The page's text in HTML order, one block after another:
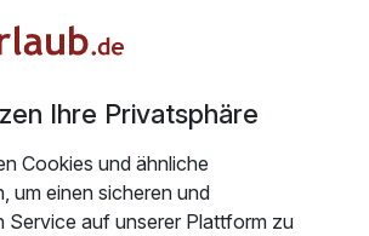
Ort, wo Tradition und Gastlichkeit zu
Ihre Privatsphäre
Cookies und ähnliche
um einen sicheren und
Service auf unserer Plattform zu